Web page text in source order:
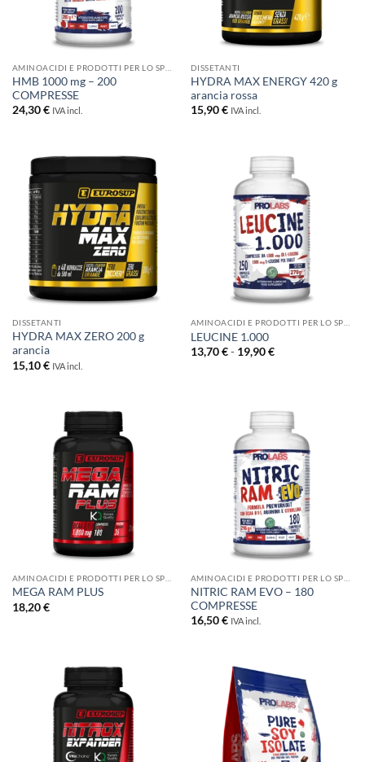
HMB 1000 mg – 200
COMPRESSE
24,30€ IVA incl.
DISSETANTI
HYDRA MAX ENERGY 420 g
arancia rossa
15,90€ IVA incl.
DISSETANTI
HYDRA MAX ZERO 200 g
arancia
15,10€ IVA incl.
AMINOACIDI E PRODOTTI PER LO SPORT
LEUCINE 1.000
13,70€ - 19,90€Fascia
19,90 €
MEGA RAM PLUS
18,20€
NITRIC RAM EVO – 180
COMPRESSE
16,50€ IVA incl.